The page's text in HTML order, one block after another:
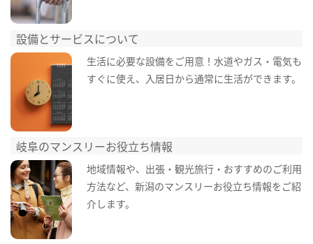
設備とサービスについて
生活に必要な設備をご用意！水道やガス・電気も
すぐに使え、入居日から通常に生活ができます。
岐阜のマンスリーお役立ち情報
地域情報や、出張・観光旅行・おすすめのご利用
方法など、新潟のマンスリーお役立ち情報をご紹
介します。